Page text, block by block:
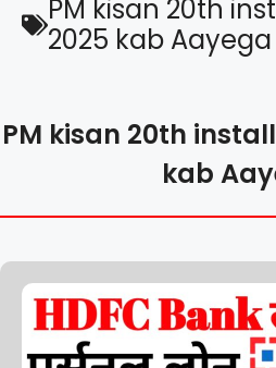
PM kisan 20th
2025 kab Aayega
PM kisan 20th
kab